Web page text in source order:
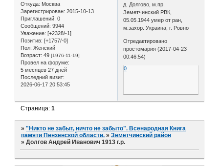
Откуда: Москва
Зарегистрирован: 2015-10-13
Приглашений: 0
Сообщений: 9944
Уважение: [+2328/-1]
Позитив: [+1757/-0]
Пол: Женский
Возраст: 49 [1976-11-19]
Провел на форуме:
5 месяцев 27 дней
Последний визит:
2026-06-17 20:53:45
д. Долгово, м.пр.
Земетчинский РВК,
05.05.1944 умер от ран,
м.захор. Украина, г. Ровно
Отредактировано
простомария (2017-04-23
00:46:54)
0
Страница:1
»"Никто не забыт, ничто не забыто". Всенародная Книга
памяти Пензенской области. »Земетчинский район
»Долгов Андрей Иванович 1913 г.р.